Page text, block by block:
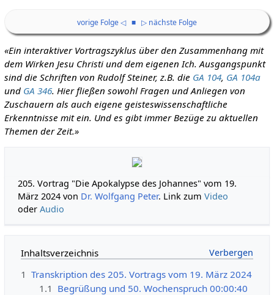
vorige Folge ◁ ■ ▷ nächste Folge
«Ein interaktiver Vortragszyklus über den Zusammenhang mit
dem Wirken Jesu Christi und dem eigenen Ich. Ausgangspunkt
sind die Schriften von Rudolf Steiner, z.B. die GA 104, GA 104a
und GA 346. Hier fließen sowohl Fragen und Anliegen von
Zuschauern als auch eigene geisteswissenschaftliche
Erkenntnisse mit ein. Und es gibt immer Bezüge zu aktuellen
Themen der Zeit.»
205. Vortrag "Die Apokalypse des Johannes" vom 19.
März 2024 von Dr. Wolfgang Peter. Link zumVideo
oderAudio
Inhaltsverzeichnis
1 Transkription des 205. Vortrags vom 19. März 2024
1.1 Begrüßung und 50. Wochenspruch 00:00:40